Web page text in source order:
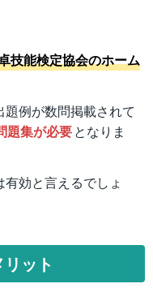
技能検定協会のホーム
例が数問掲載されて
題集が必要となりま
効と言えるでしょ
ット